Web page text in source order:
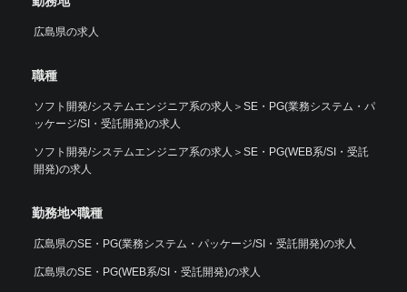
広島県の求人
職種
ソフト開発/システムエンジニア系の求人 ＞ SE・PG(業務システム・パ
ッケージ/SI・受託開発)の求人
ソフト開発/システムエンジニア系の求人 ＞ SE・PG(WEB系/SI・受託
開発)の求人
勤務地×職種
広島県のSE・PG(業務システム・パッケージ/SI・受託開発)の求人
広島県のSE・PG(WEB系/SI・受託開発)の求人